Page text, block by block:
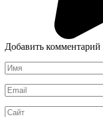
Добавить комментарий
Имя
*
Email
*
Сайт